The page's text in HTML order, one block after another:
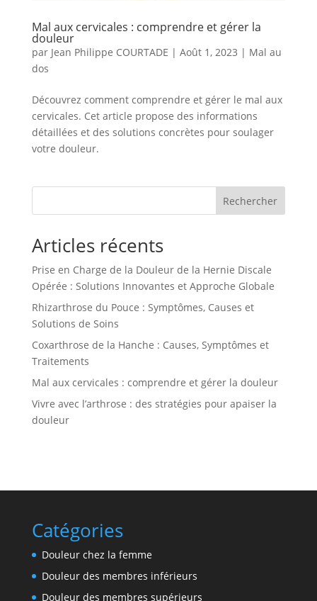
Mal aux cervicales : comprendre et gérer la
douleur
par Jean Philippe COURTADE | Août 1, 2023 | Mal au
dos
Découvrez comment comprendre et gérer le mal aux
cervicales. Cet article propose des informations
détaillées et des solutions concrètes pour soulager
votre douleur.
Rechercher
Articles récents
Prise en Charge de la Douleur de la Hernie Discale
Opérée : Solutions Innovantes et Approche Globale
Rhizarthrose du Pouce : Symptômes, Causes et
Solutions de Soins
Coxarthrose de la Hanche : Causes, Symptômes et
Traitements
Mal aux cervicales : comprendre et gérer la douleur
Vivre avec l’arthrose : des stratégies pour apaiser la
douleur
Catégories
Douleur chez la femme
Douleur des membres inférieurs
Douleur des membres supérieurs